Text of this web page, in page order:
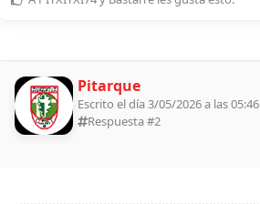
Pitarque
Escrito el día 3/05/2026 a las 05:46
Respuesta #2